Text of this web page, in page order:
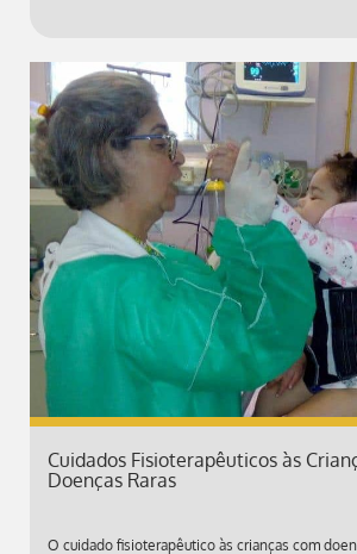
Cuidados Fisioterapêuticos às
Doenças Raras
O cuidado fisioterapêutico às crianças com